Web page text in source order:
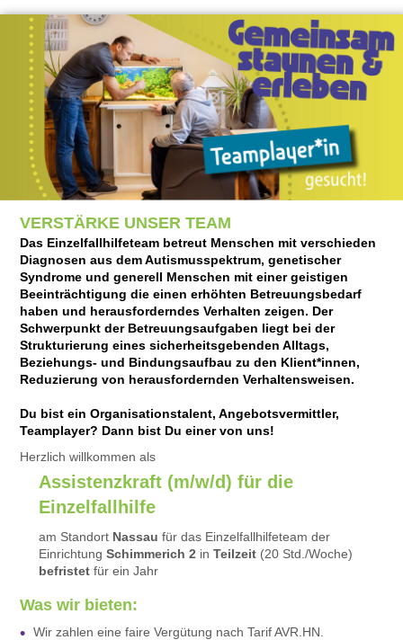
VERSTÄRKE UNSER TEAM
Das Einzelfallhilfeteam betreut Menschen mit verschieden
Diagnosen aus dem Autismusspektrum, genetischer
Syndrome und generell Menschen mit einer geistigen
Beeinträchtigung die einen erhöhten Betreuungsbedarf
haben und herausforderndes Verhalten zeigen. Der
Schwerpunkt der Betreuungsaufgaben liegt bei der
Strukturierung eines sicherheitsgebenden Alltags,
Beziehungs- und Bindungsaufbau zu den Klient*innen,
Reduzierung von herausfordernden Verhaltensweisen.
Du bist ein Organisationstalent, Angebotsvermittler,
Teamplayer? Dann bist Du einer von uns!
Herzlich willkommen als
Assistenzkraft (m/w/d) für die
Einzelfallhilfe
am Standort Nassau für das Einzelfallhilfeteam der
Einrichtung Schimmerich 2 in Teilzeit (20 Std./Woche)
befristet für ein Jahr
Was wir bieten:
Wir zahlen eine faire Vergütung nach Tarif AVR.HN.